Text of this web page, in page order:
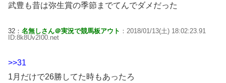
武豊も昔は弥生賞の季節までてんでダメだった
32： 名無しさん＠実況で競馬板アウト ：2018/01/13(土) 18:02:23.91
ID:8k8Uv2I00.net
>>31
1月だけで26勝してた時もあったろ